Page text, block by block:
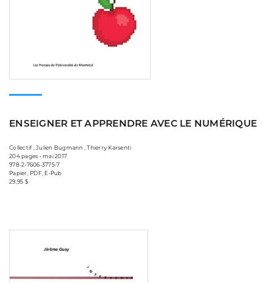
ENSEIGNER ET APPRENDRE AVEC LE NUMÉRIQUE
Collectif , Julien Bugmann , Thierry Karsenti
204 pages • mai 2017
978-2-7606-3775-7
Papier, PDF, E-Pub
29,95 $